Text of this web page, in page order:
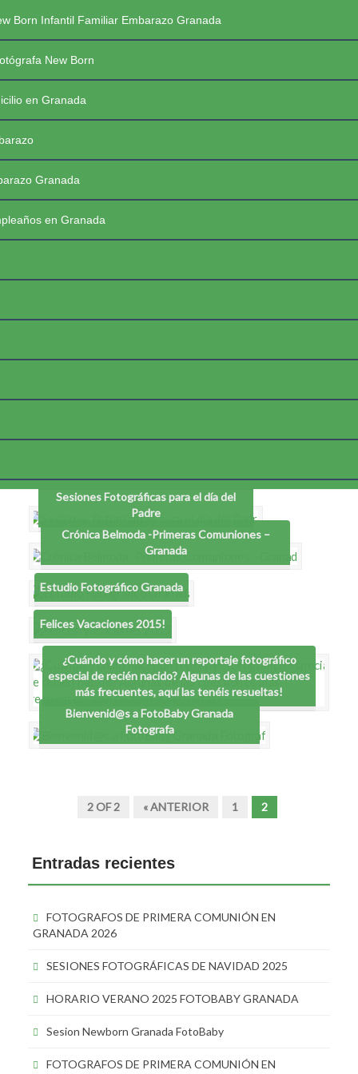
al
contenido
Born Infantil Familiar Embarazo Granada
New Born
en Granada
Granada
en Granada
PREGUNTAS FRECUENTES SESIONES
PRIMERAS COMUNIONES 2026
FotoBaby Granada
Sesiones Fotográficas para el día del
Padre
Crónica Belmoda -Primeras Comuniones –
Granada
Estudio Fotográfico Granada
Felices Vacaciones 2015!
¿Cuándo y cómo hacer un reportaje fotográfico
especial de recién nacido? Algunas de las cuestiones
más frecuentes, aquí las tenéis resueltas!
Bienvenid@s a FotoBaby Granada
Fotografa
2 OF 2 « ANTERIOR 1 2
Entradas recientes
FOTOGRAFOS DE PRIMERA COMUNIÓN EN
GRANADA 2026
SESIONES FOTOGRÁFICAS DE NAVIDAD 2025
HORARIO VERANO 2025 FOTOBABY GRANADA
Sesion Newborn Granada FotoBaby
FOTOGRAFOS DE PRIMERA COMUNIÓN EN